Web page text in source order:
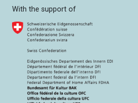
With the support of